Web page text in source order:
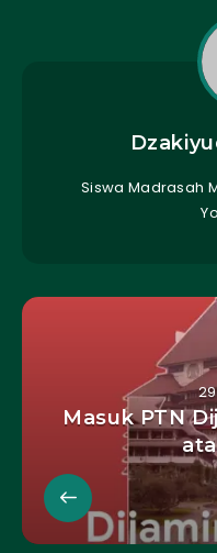
Siswa Madrasah
Masuk PTN